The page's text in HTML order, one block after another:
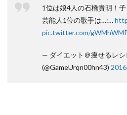
1位は娘4人の石橋貴明！
芸能人1位の歌手は…:…
pic.twitter.com/
— ダイエット＠痩せるレシ
(@GameUrqn00hn43)